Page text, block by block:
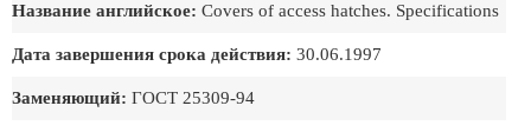
Название английское: Covers of access hatches. Specifications
Дата завершения срока действия: 30.06.1997
Заменяющий: ГОСТ 25309-94